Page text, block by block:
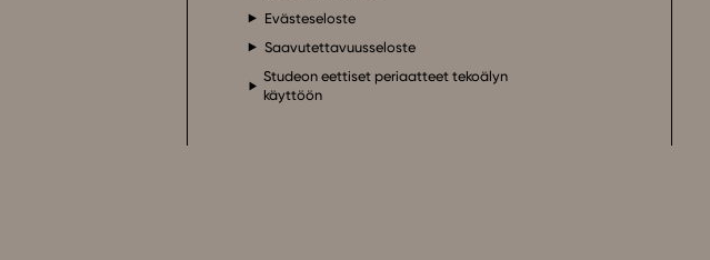
Evästeseloste
Saavutettavuusseloste
Studeon eettiset periaatteet tekoälyn
käyttöön